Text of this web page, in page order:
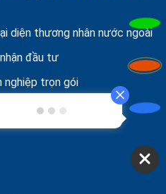
diện thương nhân nước ngoài
đầu tư
nghiệp trọn gói